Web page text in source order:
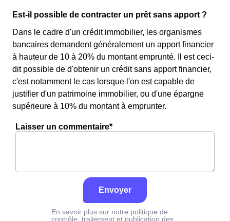
Est-il possible de contracter un prêt sans apport ?
Dans le cadre d'un crédit immobilier, les organismes
bancaires demandent généralement un apport financier
à hauteur de 10 à 20% du montant emprunté. Il est ceci-
dit possible de d'obtenir un crédit sans apport financier,
c'est notamment le cas lorsque l'on est capable de
justifier d'un patrimoine immobilier, ou d'une épargne
supérieure à 10% du montant à emprunter.
Laisser un commentaire*
Envoyer
En savoir plus sur notre politique de
contrôle, traitement et publication des